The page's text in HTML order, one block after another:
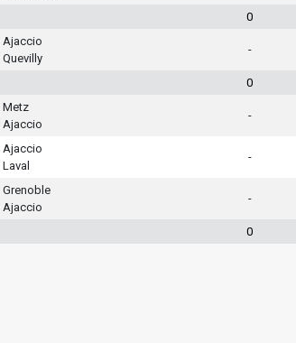
0
Ajaccio
Quevilly
-
0
Metz
Ajaccio
-
Ajaccio
Laval
-
Grenoble
Ajaccio
-
0